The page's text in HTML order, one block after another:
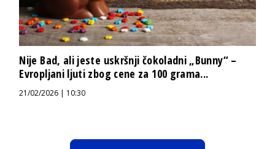
Nije Bad, ali jeste uskršnji čokoladni „Bunny“ –
Evropljani ljuti zbog cene za 100 grama...
21/02/2026 | 10:30